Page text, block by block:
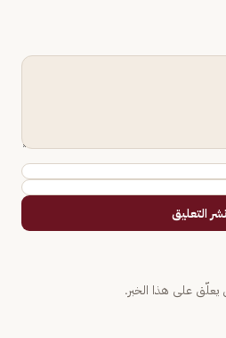
نشر التعليق
على هذا الخبر.